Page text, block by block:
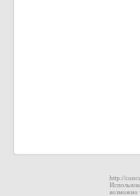
http://
возможно